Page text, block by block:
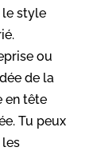
le style
ou
de la
en tête
Tu peux
les